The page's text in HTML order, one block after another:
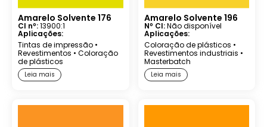
Amarelo Solvente 176
CI nº:13900:1
Aplicações:
Tintas de impressão •
Revestimentos • Coloração
de plásticos
Leia mais
Amarelo Solvente 196
Nº CI:Não disponível
Aplicações:
Coloração de plásticos •
Revestimentos industriais •
Masterbatch
Leia mais